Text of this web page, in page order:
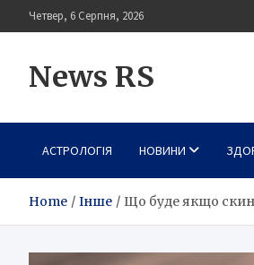
to
Четвер, 6 Серпня, 2026
News RS
АСТРОЛОГІЯ НОВИНИ
Home Інше Що буде якщо